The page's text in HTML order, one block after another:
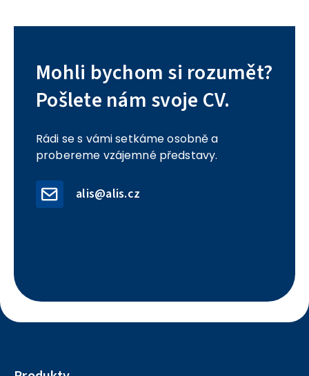
Mohli bychom si rozumět?
Pošlete nám svoje CV.
Rádi se s vámi setkáme osobně a
probereme vzájemné představy.
alis@alis.cz